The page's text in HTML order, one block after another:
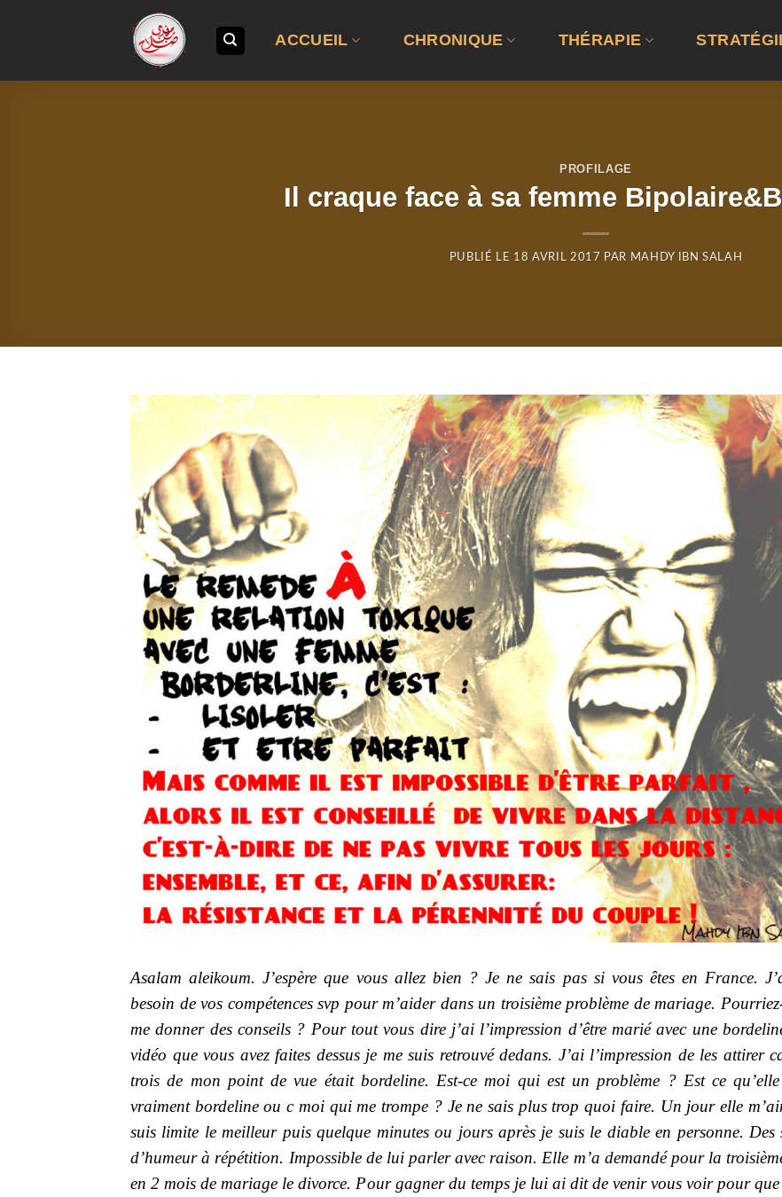
ACCUEIL CHRONIQUE THÉRAPIE
PROFILAGE
Il craque face à sa femme
PUBLIÉ LE 18 AVRIL 2017 PAR MAHDY IBN SALAH
Asalam aleikoum. J’espère que vous allez bien ? Je ne sais pas si vous êtes en France.
besoin de vos compétences svp pour m’aider dans un troisième problème de mariage.
me donner des conseils ? Pour tout vous dire j’ai l’impression d’être marié avec une
vidéo que vous avez faites dessus je me suis retrouvé dedans. J’ai l’impression de les attirer
trois de mon point de vue était bordeline. Est-ce moi qui est un problème ? Est ce
vraiment bordeline ou c moi qui me trompe ? Je ne sais plus trop quoi faire. Un jour elle
suis limite le meilleur puis quelque minutes ou jours après je suis le diable en personne. Des
d’humeur à répétition. Impossible de lui parler avec raison. Elle m’a demandé pour la
en 2 mois de mariage le divorce. Pour gagner du temps je lui ai dit de venir vous voir pour que